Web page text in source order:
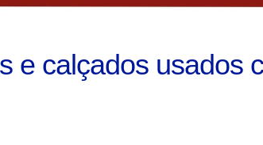
e calçados usados